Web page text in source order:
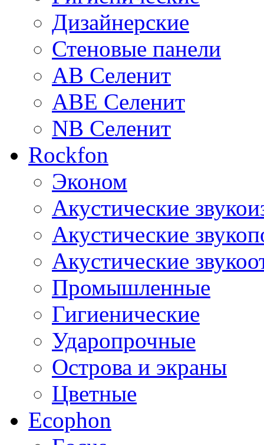
Дизайнерские
Стеновые панели
AB Селенит
ABE Селенит
NB Селенит
Rockfon
Эконом
Акустические
Акустические
Акустические
Промышленные
Гигиенические
Ударопрочные
Острова и экраны
Цветные
Ecophon